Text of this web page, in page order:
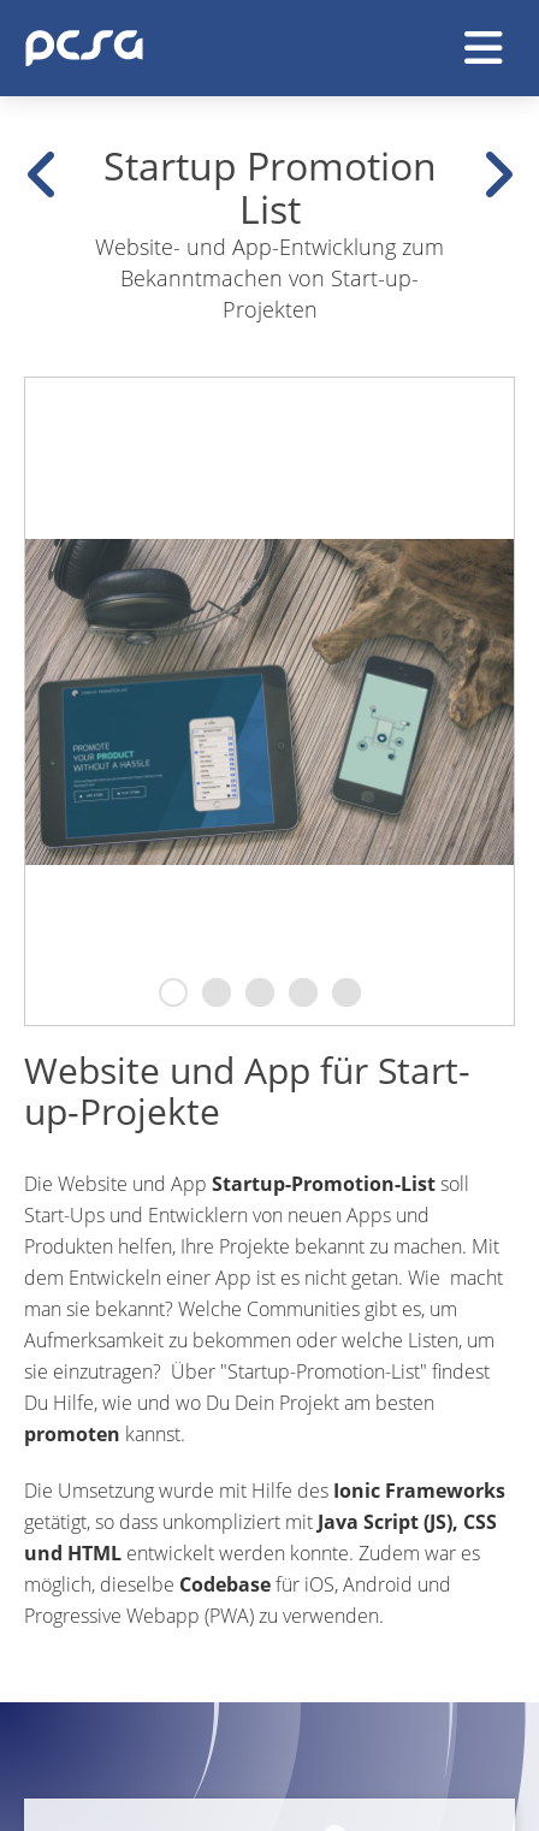
Startup Promotion
List
Website- und App-Entwicklung zum
Bekanntmachen von Start-up-
Projekten
Website und App für Start-
up-Projekte
Die Website und App Startup-Promotion-Listsoll
Start-Ups und Entwicklern von neuen Apps und
Produkten helfen, Ihre Projekte bekannt zu machen. Mit
dem Entwickeln einer App ist es nicht getan. Wie macht
man sie bekannt? Welche Communities gibt es, um
Aufmerksamkeit zu bekommen oder welche Listen, um
sie einzutragen? Über "Startup-Promotion-List" findest
Du Hilfe, wie und wo Du Dein Projekt am besten
promoten kannst.
Die Umsetzung wurde mit Hilfe des Ionic Frameworks
getätigt, so dass unkompliziert mit Java Script (JS), CSS
und HTML entwickelt werden konnte. Zudem war es
möglich, dieselbe Codebasefür iOS, Android und
Progressive Webapp (PWA) zu verwenden.